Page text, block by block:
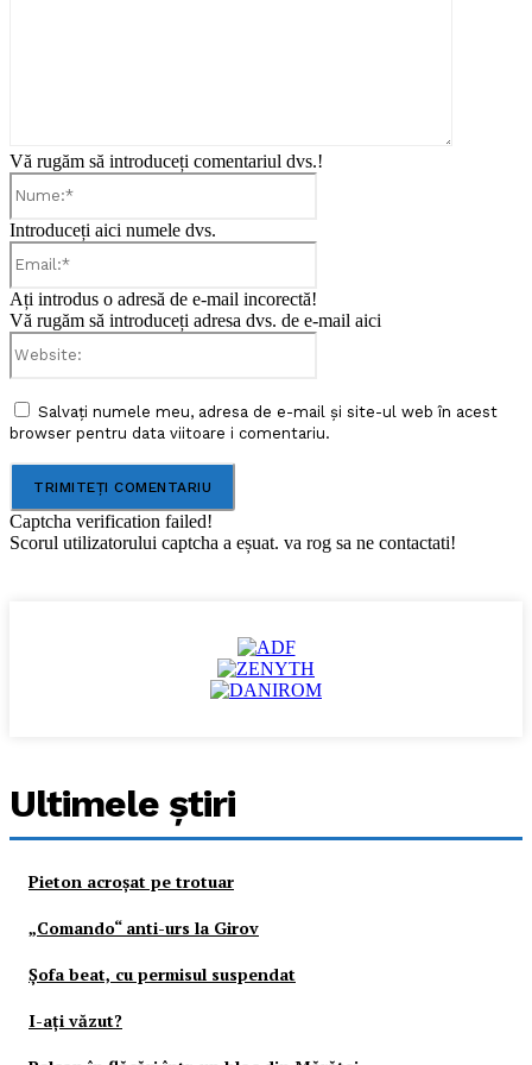
Vă rugăm să introduceți comentariul dvs.!
Introduceți aici numele dvs.
Ați introdus o adresă de e-mail incorectă!
Vă rugăm să introduceți adresa dvs. de e-mail aici
Salvați numele meu, adresa de e-mail și site-ul web în acest
browser pentru data viitoare i comentariu.
Captcha verification failed!
Scorul utilizatorului captcha a eșuat. va rog sa ne contactati!
Ultimele ştiri
Pieton acroşat pe trotuar
„Comando“ anti-urs la Girov
Şofa beat, cu permisul suspendat
I-aţi văzut?